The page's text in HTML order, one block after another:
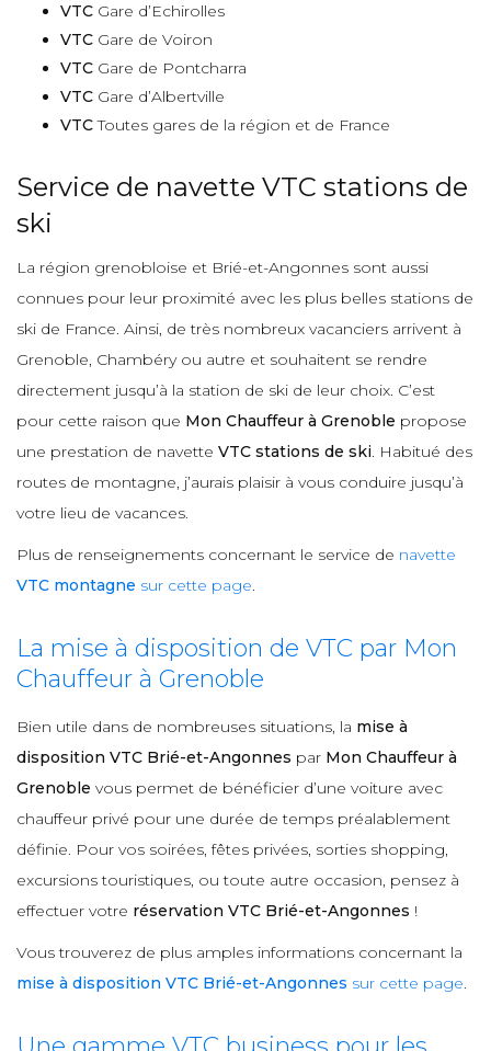
VTC Gare d’Echirolles
VTC Gare de Voiron
VTC Gare de Pontcharra
VTC Gare d’Albertville
VTCToutes gares de la région et de France
Service de navette VTC stations de
ski
La région grenobloise et Brié-et-Angonnes sont aussi
connues pour leur proximité avec les plus belles stations de
ski de France. Ainsi, de très nombreux vacanciers arrivent à
Grenoble, Chambéry ou autre et souhaitent se rendre
directement jusqu’à la station de ski de leur choix. C’est
pour cette raison que Mon Chauffeur à Grenoble propose
une prestation de navette VTC stations de ski. Habitué des
routes de montagne, j’aurais plaisir à vous conduire jusqu’à
votre lieu de vacances.
Plus de renseignements concernant le service de navette
VTC montagne sur cette page.
La mise à disposition de VTC par Mon
Chauffeur à Grenoble
Bien utile dans de nombreuses situations, la mise à
disposition VTC Brié-et-Angonnes par Mon Chauffeur à
Grenoble vous permet de bénéficier d’une voiture avec
chauffeur privé pour une durée de temps préalablement
définie. Pour vos soirées, fêtes privées, sorties shopping,
excursions touristiques, ou toute autre occasion, pensez à
effectuer votre réservation VTC Brié-et-Angonnes !
Vous trouverez de plus amples informations concernant la
mise à disposition VTC Brié-et-Angonnes sur cette page.